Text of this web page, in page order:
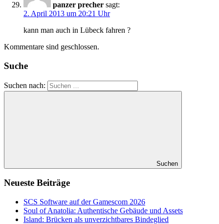
panzer precher sagt:
2. April 2013 um 20:21 Uhr
kann man auch in Lübeck fahren ?
Kommentare sind geschlossen.
Suche
Suchen nach:
Suchen
Neueste Beiträge
SCS Software auf der Gamescom 2026
Soul of Anatolia: Authentische Gebäude und Assets
Island: Brücken als unverzichtbares Bindeglied